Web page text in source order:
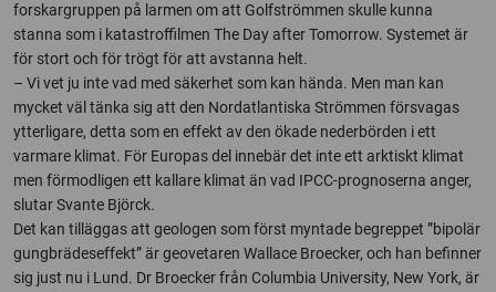
forskargruppen på larmen om att Golfströmmen skulle kunna
stanna som i katastroffilmen The Day after Tomorrow. Systemet är
för stort och för trögt för att avstanna helt.
– Vi vet ju inte vad med säkerhet som kan hända. Men man kan
mycket väl tänka sig att den Nordatlantiska Strömmen försvagas
ytterligare, detta som en effekt av den ökade nederbörden i ett
varmare klimat. För Europas del innebär det inte ett arktiskt klimat
men förmodligen ett kallare klimat än vad IPCC-prognoserna anger,
slutar Svante Björck.
Det kan tilläggas att geologen som först myntade begreppet ”bipolär
gungbrädeseffekt” är geovetaren Wallace Broecker, och han befinner
sig just nu i Lund. Dr Broecker från Columbia University, New York, är